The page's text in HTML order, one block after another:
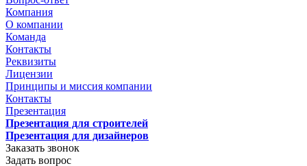
Компания
О компании
Команда
Контакты
Реквизиты
Лицензии
Принципы и миссия компании
Контакты
Презентация
Презентация для строителей
Презентация для дизайнеров
Заказать звонок
Задать вопрос